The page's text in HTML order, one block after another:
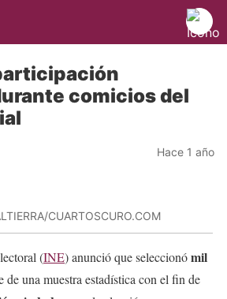
comicios del
Hace 1 año
CUARTOSCURO.COM
(INE) anunció que seleccionómil
de una muestra estadística con el fin de